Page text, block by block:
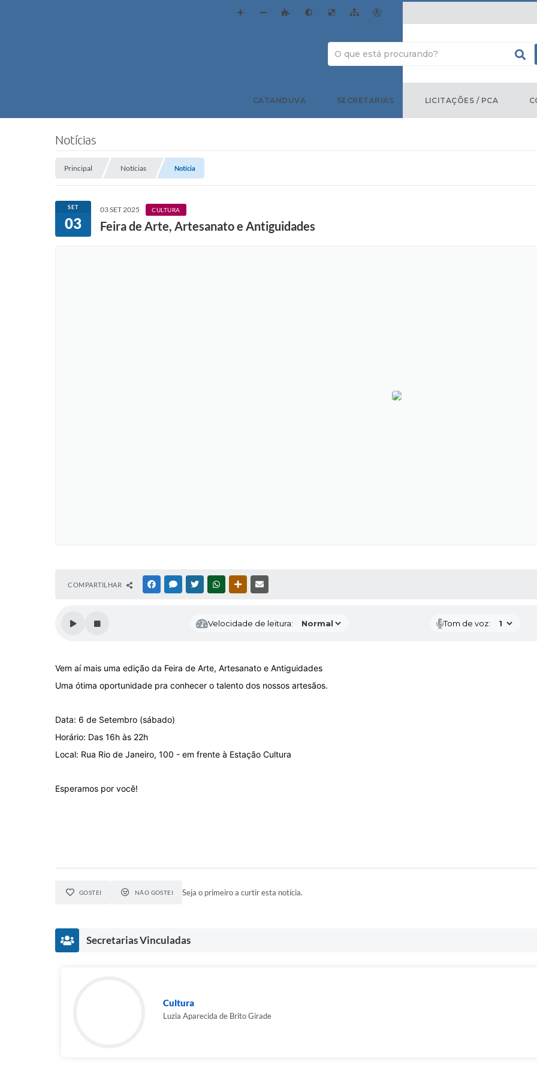
CATANDUVA SECRETARIAS LICITAÇÕES / PCA
Notícias
Principal Notícias Notícia
SET
03
03 SET 2025 CULTURA
Feira de Arte, Artesanato e Antiguidades
COMPARTILHAR FACEBOOKMESSENGER
TWITTERWHATSAPPOUTRAS MÍDIAS
Velocidade de leitura: Tom de voz:
Vem aí mais uma edição da Feira de Arte, Artesanato e Antiguidades
Uma ótima oportunidade pra conhecer o talento dos nossos artesãos.
Data: 6 de Setembro (sábado)
Horário: Das 16h às 22h
Local: Rua Rio de Janeiro, 100 - em frente à Estação Cultura
Esperamos por você!
GOSTEI NÃO GOSTEI Seja o primeiro a curtir esta notícia.
Secretarias Vinculadas
Cultura
Luzia Aparecida de Brito Girade